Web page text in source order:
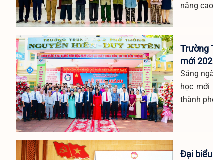
nâng
Trường
mới
Sáng
học mới
thành
Đại